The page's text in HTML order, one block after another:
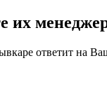
их
ответит на